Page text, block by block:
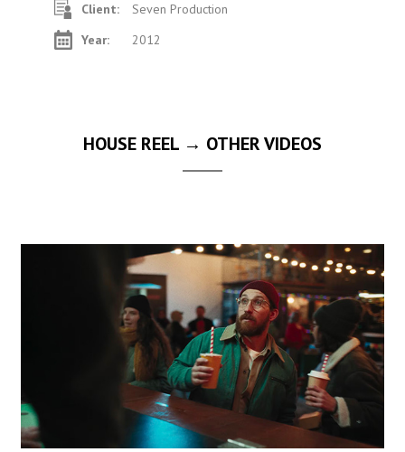
Client:
Seven Production
Year:
2012
HOUSE REEL → OTHER VIDEOS